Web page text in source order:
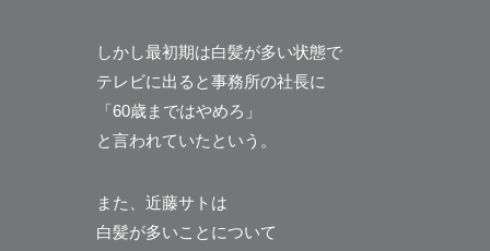
しかし最初期は白髪が多い状態で
テレビに出ると事務所の社長に
「60歳まではやめろ」
と言われていたという。
また、近藤サトは
白髪が多いことについて